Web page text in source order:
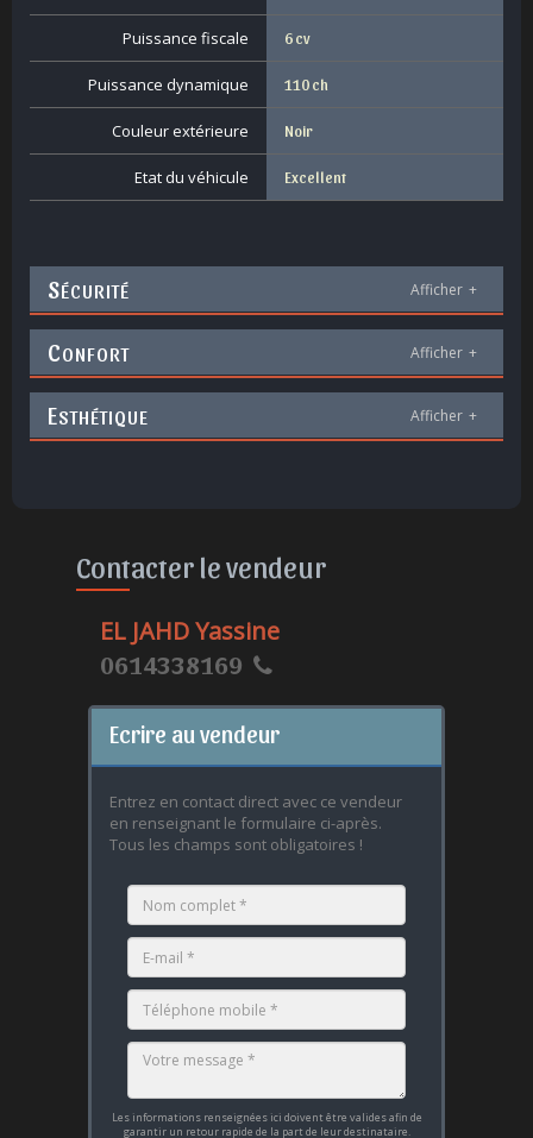
Puissance fiscale 6 cv
Puissance dynamique 110 ch
Couleur extérieure Noir
Etat du véhicule Excellent
SÉCURITÉ Afficher +
CONFORT Afficher +
ESTHÉTIQUE Afficher +
Contacter le vendeur
EL JAHD Yassine
0614338169
Ecrire au vendeur
Entrez en contact direct avec ce vendeur
en renseignant le formulaire ci-après.
Tous les champs sont obligatoires !
Les informations renseignées ici doivent être valides afin de
garantir un retour rapide de la part de leur destinataire.